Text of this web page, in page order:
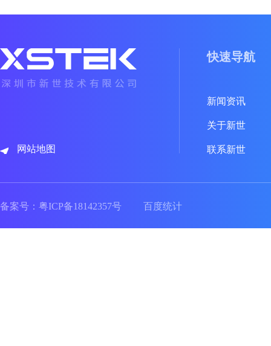
网站地图
快速导航
新闻资讯
关于新世
联系新世
备案号： 粤ICP备18142357号 百度统计